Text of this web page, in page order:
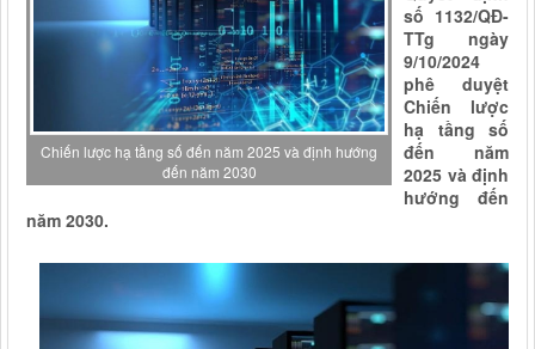
Chiến lược hạ tầng số đến năm 2025 và định hướng
đến năm 2030
số 1132/QĐ-
TTg ngày
9/10/2024
phê duyệt
Chiến lược
hạ tầng số
đến năm
2025 và định
hướng đến
năm 2030.